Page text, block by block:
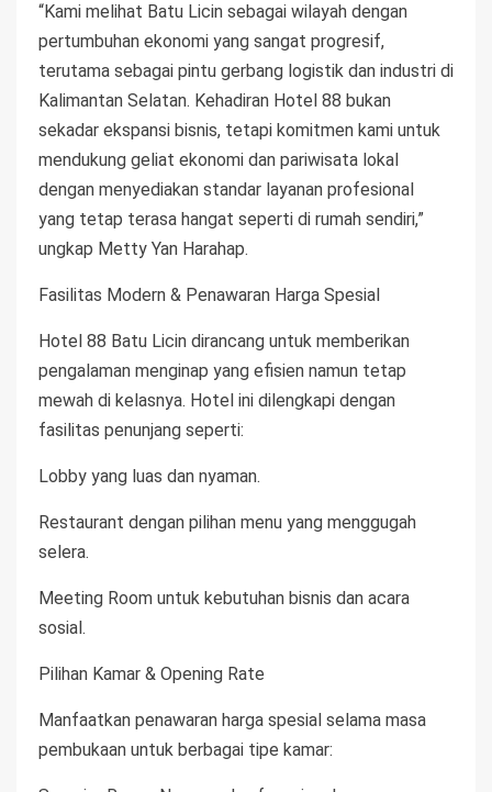
“Kami melihat Batu Licin sebagai wilayah dengan
pertumbuhan ekonomi yang sangat progresif,
terutama sebagai pintu gerbang logistik dan industri di
Kalimantan Selatan. Kehadiran Hotel 88 bukan
sekadar ekspansi bisnis, tetapi komitmen kami untuk
mendukung geliat ekonomi dan pariwisata lokal
dengan menyediakan standar layanan profesional
yang tetap terasa hangat seperti di rumah sendiri,”
ungkap Metty Yan Harahap.
Fasilitas Modern & Penawaran Harga Spesial
Hotel 88 Batu Licin dirancang untuk memberikan
pengalaman menginap yang efisien namun tetap
mewah di kelasnya. Hotel ini dilengkapi dengan
fasilitas penunjang seperti:
Lobby yang luas dan nyaman.
Restaurant dengan pilihan menu yang menggugah
selera.
Meeting Room untuk kebutuhan bisnis dan acara
sosial.
Pilihan Kamar & Opening Rate
Manfaatkan penawaran harga spesial selama masa
pembukaan untuk berbagai tipe kamar: